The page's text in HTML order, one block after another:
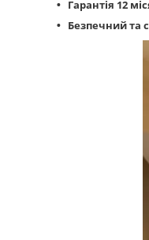
Гарантія 12
Безпечний та